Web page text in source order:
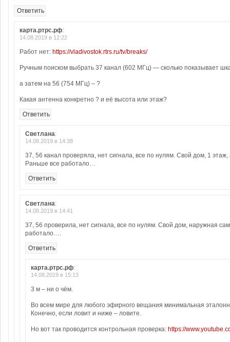
Ответить
карта.ртрс.рф:
14.08.2019 в 12:22
Работ нет: https://vladivostok.rtrs.ru/tv/breaks/
Ручным поиском выбрать 37 канал (602 МГц) — сколько показывает
а затем на 56 (754 МГц) – ?
Какая антенна конкретно ? и её высота или этаж?
Ответить
Светлана:
14.08.2019 в 14:38
37, 56 канал проверяла, нет сигнала, все по нулям. Свой дом, 1
Раньше все работало…
Ответить
Светлана:
14.08.2019 в 14:41
37, 56 проверила, нет сигнала, все по нулям. Свой дом, наружная
работало….
Ответить
карта.ртрс.рф:
14.08.2019 в 15:13
3 м – ни о чём.
Во всем мире для любого эфирного вещания минимальная
Конечно, если ловит и ниже – ловите.
Но вот так проводится контрольная проверка: https://